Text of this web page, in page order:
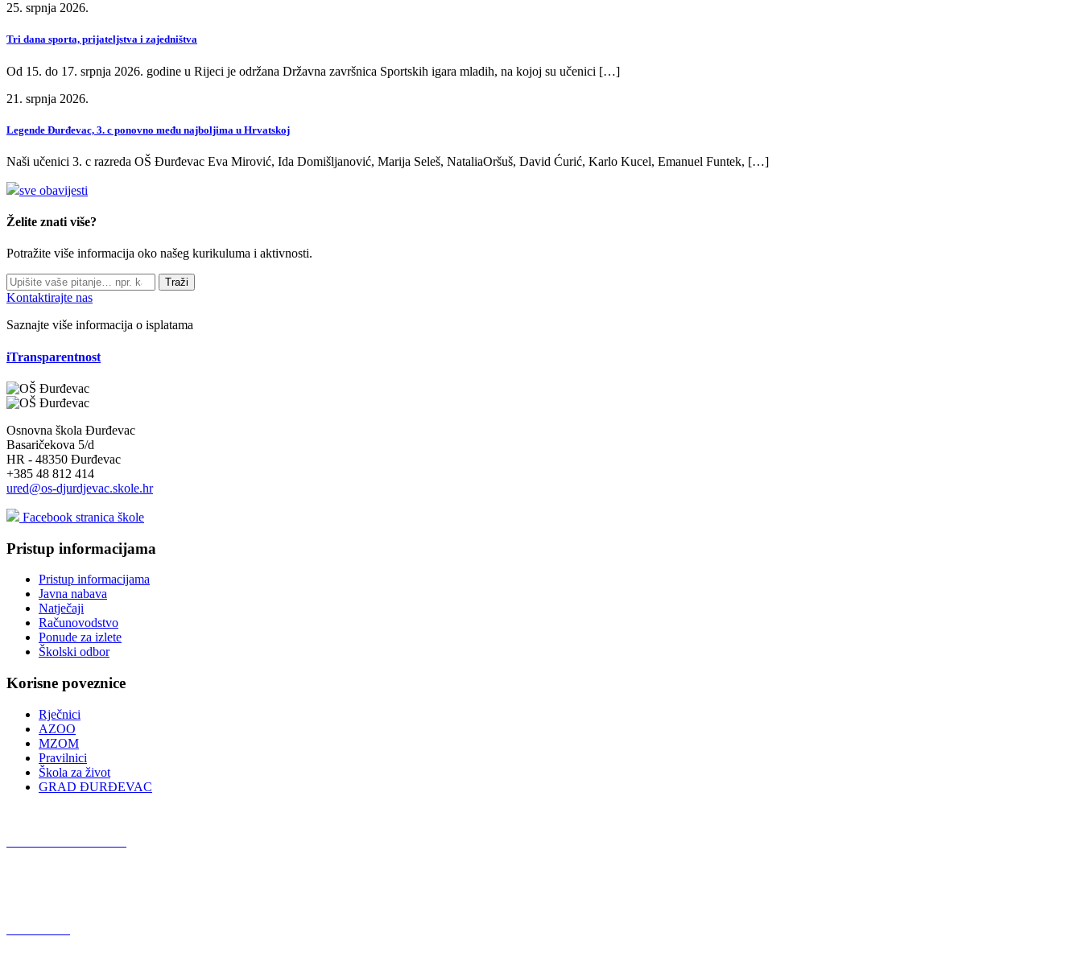
25. srpnja 2026.
Tri dana sporta, prijateljstva i zajedništva
Od 15. do 17. srpnja 2026. godine u Rijeci je održana Državna završnica Sportskih igara mladih, na kojoj su učenici […]
21. srpnja 2026.
Legende Đurđevac, 3. c ponovno među najboljima u Hrvatskoj
Naši učenici 3. c razreda OŠ Đurđevac Eva Mirović, Ida Domišljanović, Marija Seleš, NataliaOršuš, David Ćurić, Karlo Kucel, Emanuel Funtek, […]
sve obavijesti
Želite znati više?
Potražite više informacija oko našeg kurikuluma i aktivnosti.
Traži
Kontaktirajte nas
Saznajte više informacija o isplatama
iTransparentnost
Osnovna škola Đurđevac
Basaričekova 5/d
HR - 48350 Đurđevac
+385 48 812 414
ured@os-djurdjevac.skole.hr
Facebook stranica škole
Pristup informacijama
Pristup informacijama
Javna nabava
Natječaji
Računovodstvo
Ponude za izlete
Školski odbor
Korisne poveznice
Rječnici
AZOO
MZOM
Pravilnici
Škola za život
GRAD ĐURĐEVAC